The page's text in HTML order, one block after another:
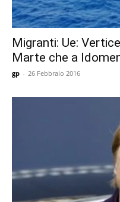
Migranti: Ue:
Marte che a
gp - 26 Febbraio 2016